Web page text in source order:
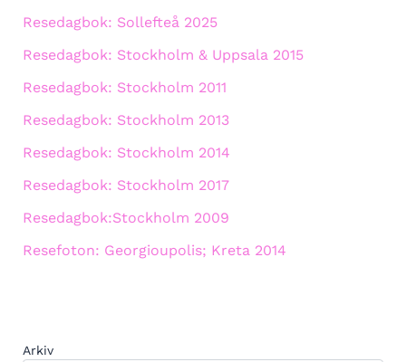
Resedagbok: Sollefteå 2025
Resedagbok: Stockholm & Uppsala 2015
Resedagbok: Stockholm 2011
Resedagbok: Stockholm 2013
Resedagbok: Stockholm 2014
Resedagbok: Stockholm 2017
Resedagbok:Stockholm 2009
Resefoton: Georgioupolis; Kreta 2014
Arkiv